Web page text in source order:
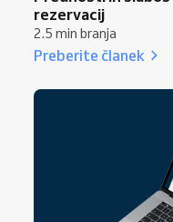
rezervacij
2.5 min branja
Preberite članek